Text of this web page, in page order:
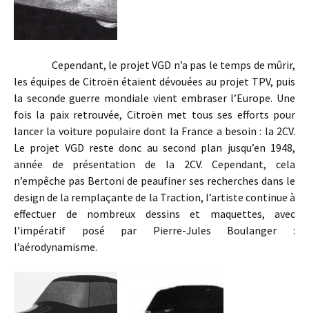
Cependant, le projet VGD n’a pas le temps de mûrir,
les équipes de Citroën étaient dévouées au projet TPV, puis
la seconde guerre mondiale vient embraser l’Europe. Une
fois la paix retrouvée, Citroën met tous ses efforts pour
lancer la voiture populaire dont la France a besoin : la 2CV.
Le projet VGD reste donc au second plan jusqu’en 1948,
année de présentation de la 2CV. Cependant, cela
n’empêche pas Bertoni de peaufiner ses recherches dans le
design de la remplaçante de la Traction, l’artiste continue à
effectuer de nombreux dessins et maquettes, avec
l’impératif posé par Pierre-Jules Boulanger :
l’aérodynamisme.